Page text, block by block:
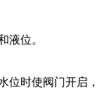
位。
位时使阀门开启，